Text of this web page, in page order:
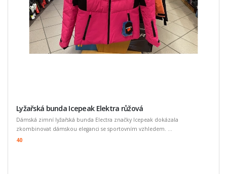
Lyžařská bunda Icepeak Elektra růžová
Dámská zimní lyžařská bunda Electra značky Icepeak dokázala
zkombinovat dámskou eleganci se sportovním vzhledem. ...
40